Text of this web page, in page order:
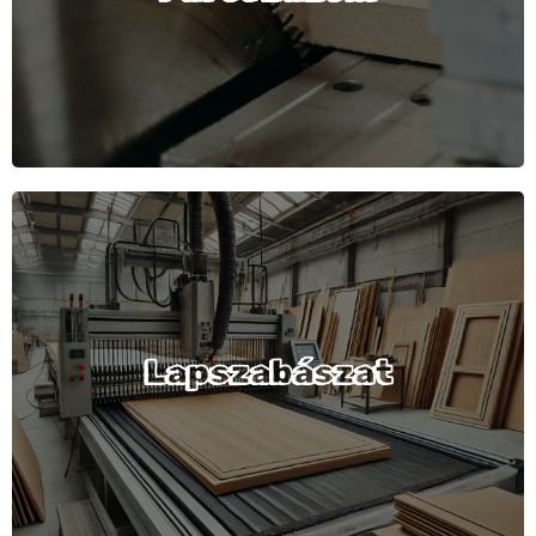
Fűrészüzemünkben tűzifa értékesítéssel is
foglalkozunk.
Lapszabászat
Gyalulást, méretre vágást, mindennemű
famegmunkálást elkészítünk.
Termékkínálatunkban megtalálhatók: a
gerendák, szarufák, tetőlécek, táblásított
falapok, rétegelt lemezek. Osztrák és német
gyártású hajópadlók, lambériák széles
választékával várjuk vásárlóinkat.